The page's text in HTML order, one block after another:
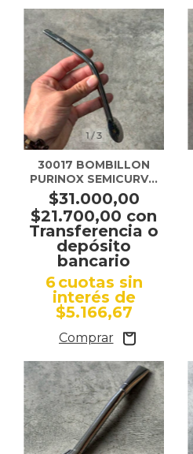
1/3
30017 BOMBILLON
PURINOX SEMICURVO
LISO
$31.000,00
$21.700,00 con
Transferencia o
depósito
bancario
6cuotas sin
interés de
$5.166,67